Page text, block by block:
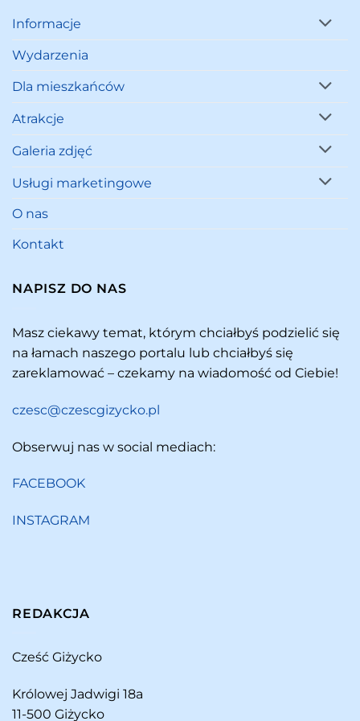
Informacje
Wydarzenia
Dla mieszkańców
Atrakcje
Galeria zdjęć
Usługi marketingowe
O nas
Kontakt
NAPISZ DO NAS
Masz ciekawy temat, którym chciałbyś podzielić się
na łamach naszego portalu lub chciałbyś się
zareklamować – czekamy na wiadomość od Ciebie!
czesc@czescgizycko.pl
Obserwuj nas w social mediach:
FACEBOOK
INSTAGRAM
REDAKCJA
Cześć Giżycko
Królowej Jadwigi 18a
11-500 Giżycko